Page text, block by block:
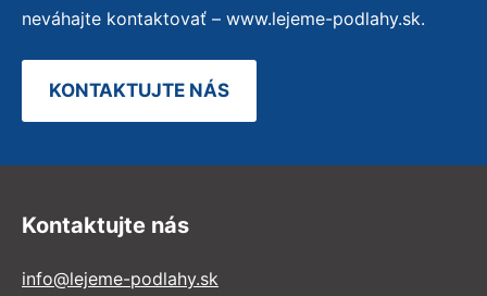
neváhajte kontaktovať – www.lejeme-podlahy.sk.
KONTAKTUJTE NÁS
Kontaktujte nás
info@lejeme-podlahy.sk